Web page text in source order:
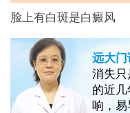
脸上有白斑是白癜风
远大门
消失
的近
响，易